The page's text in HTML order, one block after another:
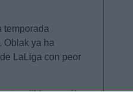
temporada
Oblak ya ha
LaLiga con peor